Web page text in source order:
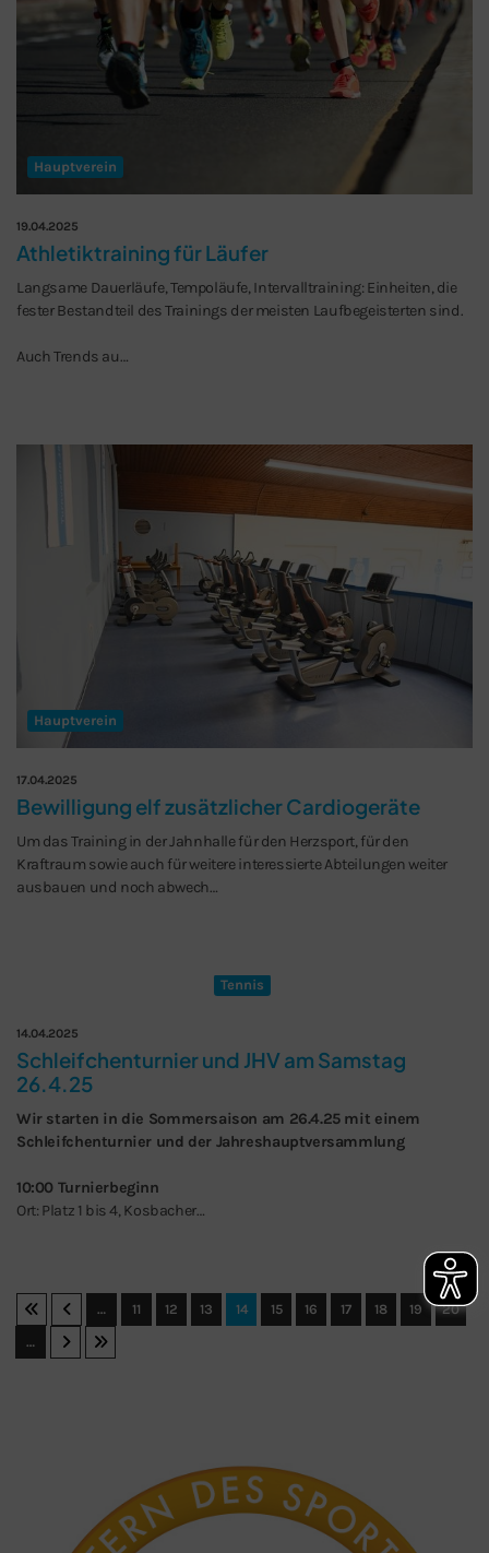
Hauptverein
19.04.2025
Athletiktraining für Läufer
Langsame Dauerläufe, Tempoläufe, Intervalltraining: Einheiten, die
fester Bestandteil des Trainings der meisten Laufbegeisterten sind.
Auch Trends au…
Hauptverein
17.04.2025
Bewilligung elf zusätzlicher Cardiogeräte
Um das Training in der Jahnhalle für den Herzsport, für den
Kraftraum sowie auch für weitere interessierte Abteilungen weiter
ausbauen und noch abwech…
Tennis
14.04.2025
Schleifchenturnier und JHV am Samstag
26.4.25
Wir starten in die Sommersaison am 26.4.25 mit einem
Schleifchenturnier und der Jahreshauptversammlung
10:00 Turnierbeginn
Ort: Platz 1 bis 4, Kosbacher…
… 11 12 13 14 15 16 17 18 19
20
…